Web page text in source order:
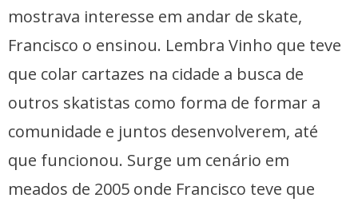
mostrava interesse em andar de skate,
Francisco o ensinou. Lembra Vinho que teve
que colar cartazes na cidade a busca de
outros skatistas como forma de formar a
comunidade e juntos desenvolverem, até
que funcionou. Surge um cenário em
meados de 2005 onde Francisco teve que